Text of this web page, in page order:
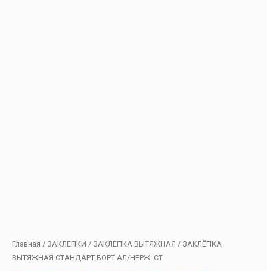
Главная / ЗАКЛЕПКИ / ЗАКЛЕПКА ВЫТЯЖНАЯ / ЗАКЛЁПКА
ВЫТЯЖНАЯ СТАНДАРТ БОРТ АЛ/НЕРЖ. СТ